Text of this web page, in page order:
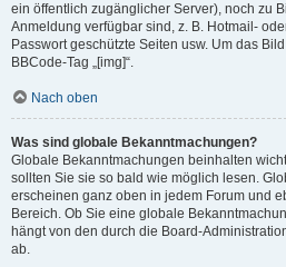
ein öffentlich zugänglicher Server), noch zu
Anmeldung verfügbar sind, z. B. Hotmail-
Passwort geschützte Seiten usw. Um das
BBCode-Tag „[img]“.
Nach oben
Was sind globale Bekanntmachungen?
Globale Bekanntmachungen beinhalten
sollten Sie sie so bald wie möglich lesen.
erscheinen ganz oben in jedem Forum und
Bereich. Ob Sie eine globale
hängt von den durch die Board-
ab.